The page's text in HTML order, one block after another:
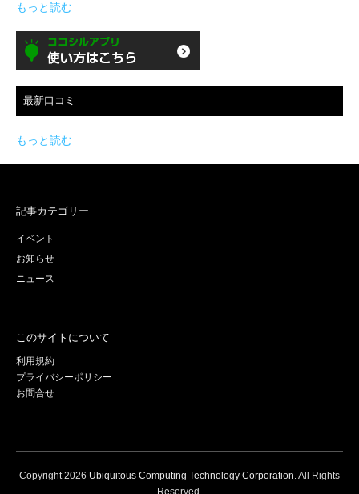
もっと読む
最新口コミ
もっと読む
記事カテゴリー
イベント
お知らせ
ニュース
このサイトについて
利用規約
プライバシーポリシー
お問合せ
Copyright2026 Ubiquitous Computing Technology Corporation. All Rights